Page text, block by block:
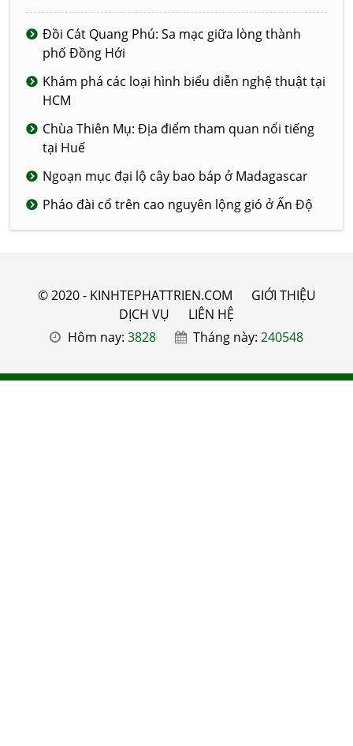
Đồi Cát Quang Phú: Sa mạc giữa lòng thành
phố Đồng Hới
Khám phá các loại hình biểu diễn nghệ thuật tại
HCM
Chùa Thiên Mụ: Địa điểm tham quan nổi tiếng
tại Huế
Ngoạn mục đại lộ cây bao báp ở Madagascar
Pháo đài cổ trên cao nguyên lộng gió ở Ấn Độ
© 2020 - KINHTEPHATTRIEN.COM
GIỚI THIỆU
DỊCH VỤ
LIÊN HỆ
Hôm nay: 3828 Tháng này:240548